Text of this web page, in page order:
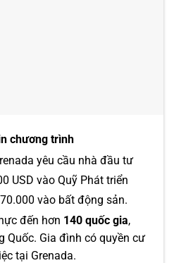
chương trình
yêu cầu nhà đầu tư
USD vào Quỹ Phát triển
vào bất động sản.
đến hơn 140 quốc gia,
Quốc. Gia đình có quyền cư
tại Grenada.